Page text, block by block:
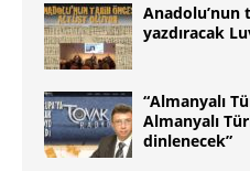
Anadolu’nun
yazdıracak
“Almanyalı
Almanyalı
dinlenecek”